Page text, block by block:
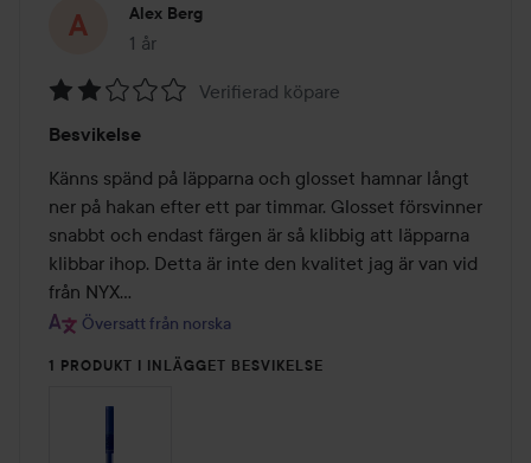
Alex Berg
1 år
Inlägget skapades 1 år
2
av
5
Verifierad köpare
Besvikelse
Känns spänd på läpparna och glosset hamnar långt
ner på hakan efter ett par timmar. Glosset försvinner
snabbt och endast färgen är så klibbig att läpparna
klibbar ihop. Detta är inte den kvalitet jag är van vid
från NYX…
Översatt från norska
1 PRODUKT I INLÄGGET BESVIKELSE